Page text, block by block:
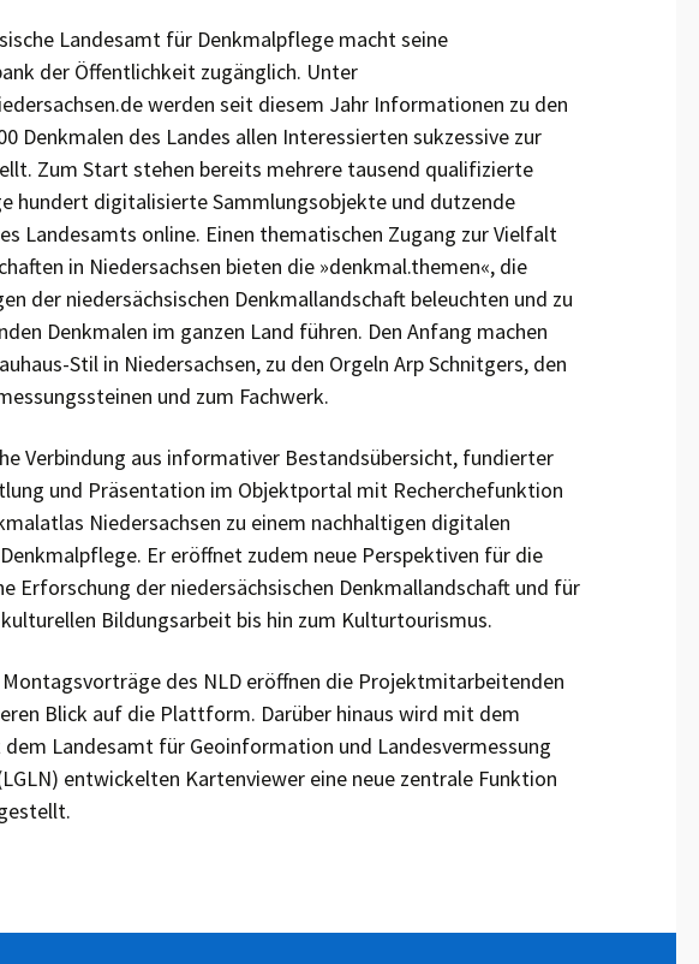
Hannover
Landesamt für Denkmalpflege macht seine
der Öffentlichkeit zugänglich. Unter
werden seit diesem Jahr Informationen zu den
Denkmalen des Landes allen Interessierten sukzessive zur
Zum Start stehen bereits mehrere tausend qualifizierte
hundert digitalisierte Sammlungsobjekte und dutzende
Landesamts online. Einen thematischen Zugang zur Vielfalt
in Niedersachsen bieten die »denkmal.themen«, die
der niedersächsischen Denkmallandschaft beleuchten und zu
Denkmalen im ganzen Land führen. Den Anfang machen
Stil in Niedersachsen, zu den Orgeln Arp Schnitgers, den
und zum Fachwerk.
Verbindung aus informativer Bestandsübersicht, fundierter
und Präsentation im Objektportal mit Recherchefunktion
Niedersachsen zu einem nachhaltigen digitalen
Er eröffnet zudem neue Perspektiven für die
Erforschung der niedersächsischen Denkmallandschaft und für
Bildungsarbeit bis hin zum Kulturtourismus.
Montagsvorträge des NLD eröffnen die Projektmitarbeitenden
Blick auf die Plattform. Darüber hinaus wird mit dem
Landesamt für Geoinformation und Landesvermessung
entwickelten Kartenviewer eine neue zentrale Funktion